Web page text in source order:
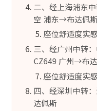
二、经上海浦东
空 浦东→布达佩斯
座位舒适度实感
三、经广州中转
CZ649 广州→布
座位舒适度实感
四、经深圳中转
达佩斯